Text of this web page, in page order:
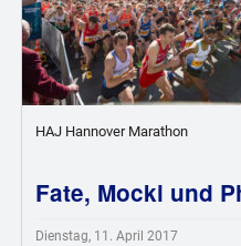
HAJ Hannover Marathon
Fate, Mocki und
Dienstag, 11. April 2017